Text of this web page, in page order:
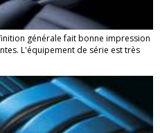
générale fait bonne impression
L'équipement de série est très